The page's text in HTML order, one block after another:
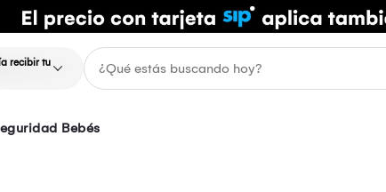
recibir tu
Bebés